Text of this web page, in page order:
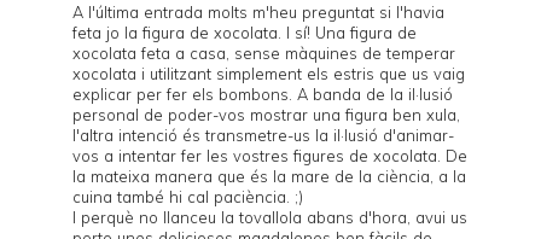
A l'última entrada molts m'heu preguntat si l'havia
feta jo la figura de xocolata. I sí! Una figura de
xocolata feta a casa, sense màquines de temperar
xocolata i utilitzant simplement els estris que us vaig
explicar per fer els bombons . A banda de la il·lusió
personal de poder-vos mostrar una figura ben xula,
l'altra intenció és transmetre-us la il·lusió d'animar-
vos a intentar fer les vostres figures de xocolata. De
la mateixa manera que és la mare de la ciència, a la
cuina també hi cal paciència. ;)
I perquè no llanceu la tovallola abans d'hora, avui us